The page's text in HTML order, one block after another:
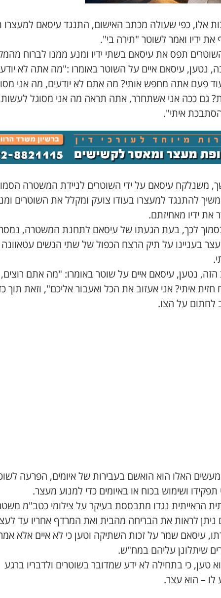
אלו, כפי שעולה מכתב האישום, התנגד עיסאם למעצרו
את ידיו ואמר לשוטר "תירה בי".
תפס את עיסאם בשתי ידיו ומנע ממנו לברוח
נטען, עיסאם איים על השוטר באומרו :"מה אתה לא
פעם אתה מחפש אותי? מה אתם לא יודעים, מה אני
גם ככה אני אשתחרר, אתה תראה מה אני מסוגל
איתי".
משנלקח עיסאם על ידי השוטרים לניידת המשטרה
להתנגד למעצרו בעודו צועק ומקלל את השוטרים
את ידיו מאחיזתם.
לכך, בעת הגעתו של עיסאם לתחנת המשטרה, נמסר
בעניינו על תיק הרצח הכפול של שתי הנשים
נטען, עיסאם איים על שוטר באומרו: "מה אתם רוצים,
חזית איתי? אני אעזוב את הכל ואעבור אליכם", וזאת תוך
לחתום על הצו.
האלו הוא הואשם בעבירות של איומים, הפרעה
תפקידו ושימוש בכוח או באיומים כדי למנוע מעצר.
הראייתית נגדו מתבססת בעיקר על צילומי כטב"מ
לראות את הבריחה מהבית ואת המרדף אחריו עד
עיסאם שמר על זכות השתיקה וטען כי לא איים אלא
שיתלונן עליהם במח"ש.
טען, כי בתחילה לא ידע שמדובר בשוטרים ולדבריו ברגע
לו – הוא עצר.